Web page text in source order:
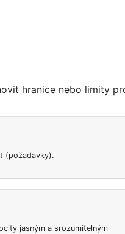
hranice nebo limity
(požadavky).
jasným a srozumitelným